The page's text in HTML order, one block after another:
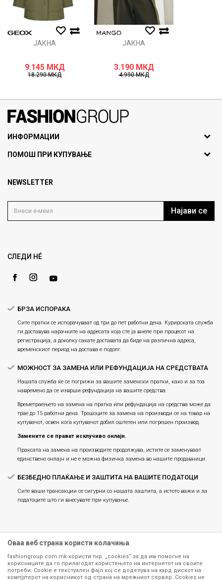
ИСПРАТИ
ЈАКНА
9.145 МКД
18.290МКД
ЈАКНА
3.190 МКД
4.990МКД
ИНФОРМАЦИИ
За нас
Продавници
Блог
Gift Card
ПОМОШ ПРИ КУПУВАЊЕ
Политика на приватност
Како да купите
Замена и рефундација на производи
NEWSLETTER
Најави се
СЛЕДИ НÉ
БРЗА ИСПОРАКА
Сите пратки се испорачуваат од три до пет работни дена. Курирската служба
ги доставува нарачките на адресата која сте ја внеле при процесот на
регистрација, а доколку сакате доставата да биде на различна адреса,
временскиот период на достава е подолг.
МОЖНОСТ ЗА ЗАМЕНА ИЛИ РЕФУНДАЦИЈА НА СРЕДСТВАТА
Нашата служба ќе се погрижи за вашите заменски пратки, како и за тоа
навремено да се изврши рефундација на вашите средства.
Времетраењето на замена на пратка или рефундацијa на средства може да
трае до 15 работни дена. Трошоците за замена на производи се на товар на
купувачот, освен кога купувачот добил оштетен или погрешен производ.
Замените се прават исклучиво онлајн.
Праксата на замена на производите продолжува, истите се заменуваат
единствено онлајн и не е можна физичка замена во нашите продавници.
БЕЗБЕДНО ПЛАЌАЊЕ И ЗАШТИТА НА ВАШИТЕ ПОДАТОЦИ
Сите ваши трансакции се сигурни со нашата заштита, а истото важи и за
податоците што ги внесувате при купување.
Оваа веб страна користи колачиња
fashiongroup.com.mk користи тнр. „cookies“ за да им помогне на
корисниците да го прилагодат користењето на интернетот на своите
потреби. Cookie е текстуален фајл кој се доделува на хард дискот на
компјутерот на корисникот од страна на мрежниот сервер. Cookies не